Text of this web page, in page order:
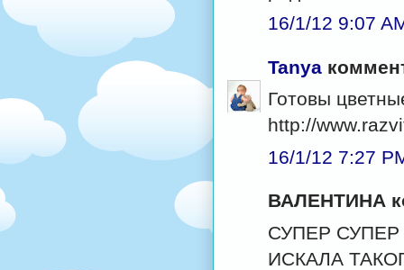
16/1/12 9:07
Tanya
Готовы
http://
16/1/12 7:27
ВАЛЕНТИНА
СУПЕР
ИСКАЛА